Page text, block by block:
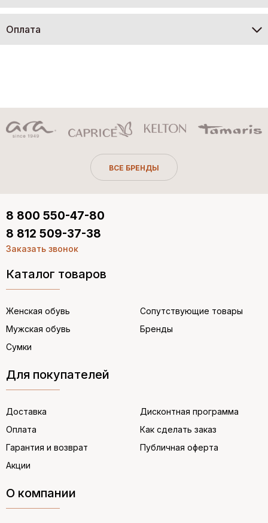
Оплата
ВСЕ БРЕНДЫ
Каталог товаров
Женская обувь
Мужская обувь
Сумки
Сопутствующие товары
Бренды
Для покупателей
Доставка
Оплата
Гарантия и возврат
Акции
Дисконтная программа
Как сделать заказ
Публичная оферта
О компании
8 800 550-47-80
8 812 509-37-38
Заказать звонок